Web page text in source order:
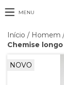
MENU
Início / Homem
Chemise
NOVO